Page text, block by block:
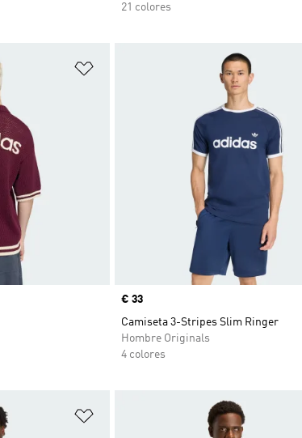
21 colores
Añadir a la lista de deseos
Precio
€ 33
Camiseta 3-Stripes Slim Ringer
Hombre Originals
4 colores
Añadir a la lista de deseos